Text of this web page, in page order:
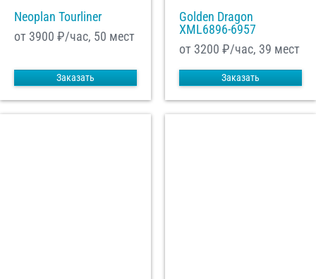
Neoplan Tourliner
от 3900 ₽/час, 50 мест
Заказать
Golden Dragon
XML6896-6957
от 3200 ₽/час, 39 мест
Заказать